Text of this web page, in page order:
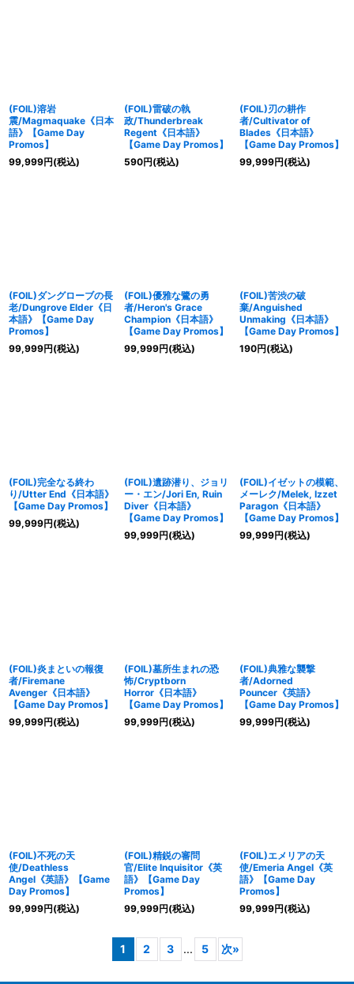
(FOIL)溶岩
震/Magmaquake《日本
語》【Game Day
Promos】
99,999円(税込)
(FOIL)雷破の執
政/Thunderbreak
Regent《日本語》
【Game Day Promos】
590円(税込)
(FOIL)刃の耕作
者/Cultivator of
Blades《日本語》
【Game Day Promos】
99,999円(税込)
(FOIL)ダングローブの長
老/Dungrove Elder《日
本語》【Game Day
Promos】
99,999円(税込)
(FOIL)優雅な鷺の勇
者/Heron's Grace
Champion《日本語》
【Game Day Promos】
99,999円(税込)
(FOIL)苦渋の破
棄/Anguished
Unmaking《日本語》
【Game Day Promos】
190円(税込)
(FOIL)完全なる終わ
り/Utter End《日本語》
【Game Day Promos】
99,999円(税込)
(FOIL)遺跡潜り、ジョリ
ー・エン/Jori En, Ruin
Diver《日本語》
【Game Day Promos】
99,999円(税込)
(FOIL)イゼットの模範、
メーレク/Melek, Izzet
Paragon《日本語》
【Game Day Promos】
99,999円(税込)
(FOIL)炎まといの報復
者/Firemane
Avenger《日本語》
【Game Day Promos】
99,999円(税込)
(FOIL)墓所生まれの恐
怖/Cryptborn
Horror《日本語》
【Game Day Promos】
99,999円(税込)
(FOIL)典雅な襲撃
者/Adorned
Pouncer《英語》
【Game Day Promos】
99,999円(税込)
(FOIL)不死の天
使/Deathless
Angel《英語》【Game
Day Promos】
99,999円(税込)
(FOIL)精鋭の審問
官/Elite Inquisitor《英
語》【Game Day
Promos】
99,999円(税込)
(FOIL)エメリアの天
使/Emeria Angel《英
語》【Game Day
Promos】
99,999円(税込)
1 2 3 ... 5 次»